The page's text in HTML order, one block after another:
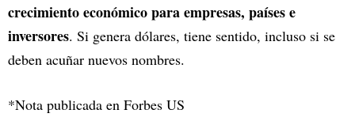
crecimiento económico para empresas, países e
inversores. Si genera dólares, tiene sentido, incluso si se
deben acuñar nuevos nombres.
*Nota publicada en Forbes US